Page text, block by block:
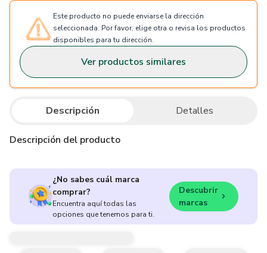
Este producto no puede enviarse la dirección
seleccionada. Por favor, elige otra o revisa los productos
disponibles para tu dirección.
Ver productos similares
Descripción Detalles
Descripción del producto
¿No sabes cuál marca
comprar?
Encuentra aquí todas las
opciones que tenemos para ti.
Descubrir
marcas